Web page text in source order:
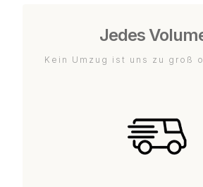
Jedes
Kein Umzug ist uns zu groß